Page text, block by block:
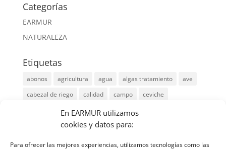
En EARMUR utilizamos
cookies y datos para:
Para ofrecer las mejores experiencias, utilizamos tecnologías como las
Categorías
EARMUR
NATURALEZA
Etiquetas
abonos agricultura agua algas tratamiento
ave
cabezal de riego
calidad campo
ceviche
chotacabras
Chotacabras cuelirojo
desaladora earmur
ecologistas
el aguilucho
especies migratorias